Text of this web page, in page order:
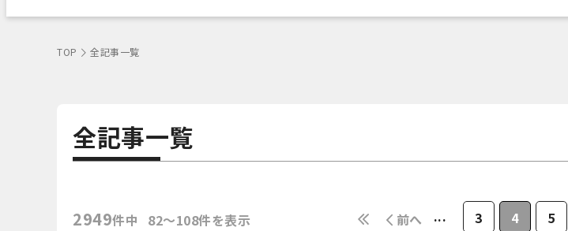
TOP 全記事一覧
全記事一覧
2949件中 82〜108件を表示 前へ ... 3 4 5